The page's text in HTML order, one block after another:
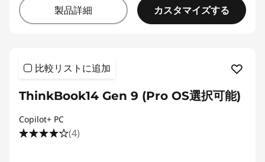
製品詳細 カスタマイズする
比較リストに追加
ThinkBook14 Gen 9 (Pro OS選択可能)
Copilot+ PC
(4)